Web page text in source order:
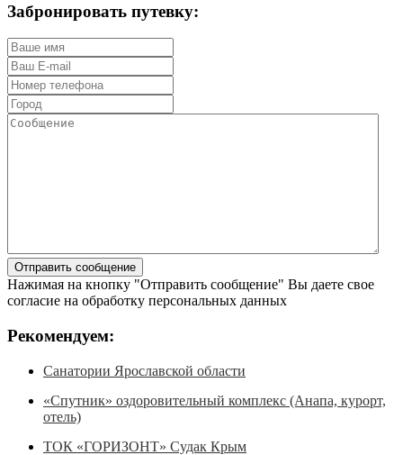
Забронировать путевку:
Нажимая на кнопку "Отправить сообщение" Вы даете свое
согласие на обработку персональных данных
Рекомендуем:
Санатории Ярославской области
«Спутник» оздоровительный комплекс (Анапа, курорт,
отель)
ТОК «ГОРИЗОНТ» Судак Крым